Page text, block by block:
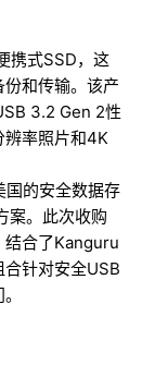
携式SSD，这
和传输。该产
3.2 Gen 2性
辨率照片和4K
的安全数据存
案。此次收购
结合了Kanguru
针对安全USB